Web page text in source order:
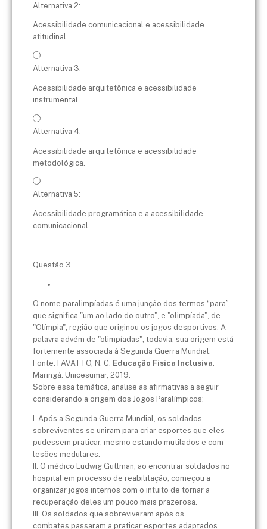
Alternativa 2:
Acessibilidade comunicacional e acessibilidade
atitudinal.
Alternativa 3:
Acessibilidade arquitetônica e acessibilidade
instrumental.
Alternativa 4:
Acessibilidade arquitetônica e acessibilidade
metodológica.
Alternativa 5:
Acessibilidade programática e a acessibilidade
comunicacional.
Questão 3
O nome paralimpíadas é uma junção dos termos “para”,
que significa "um ao lado do outro", e "olimpíada", de
"Olímpia", região que originou os jogos desportivos. A
palavra advém de "olimpíadas", todavia, sua origem está
fortemente associada à Segunda Guerra Mundial.
Fonte: FAVATTO, N. C. Educação Física Inclusiva.
Maringá: Unicesumar, 2019.
Sobre essa temática, analise as afirmativas a seguir
considerando a origem dos Jogos Paralímpicos:
I. Após a Segunda Guerra Mundial, os soldados
sobreviventes se uniram para criar esportes que eles
pudessem praticar, mesmo estando mutilados e com
lesões medulares.
II. O médico Ludwig Guttman, ao encontrar soldados no
hospital em processo de reabilitação, começou a
organizar jogos internos com o intuito de tornar a
recuperação deles um pouco mais prazerosa.
III. Os soldados que sobreviveram após os
combates passaram a praticar esportes adaptados